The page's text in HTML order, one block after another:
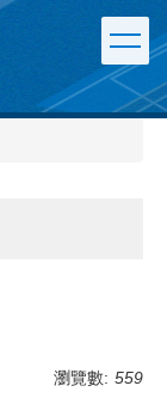
瀏覽數: 559